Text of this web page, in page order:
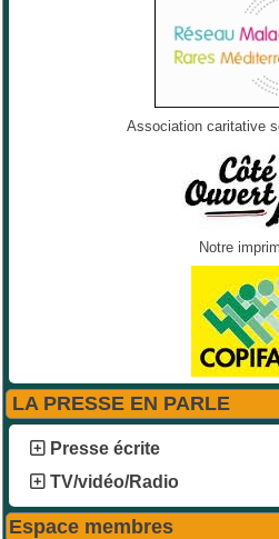
Association caritative
Notre
LA PRESSE EN PARLE
Presse écrite
TV/vidéo/Radio
Espace membres